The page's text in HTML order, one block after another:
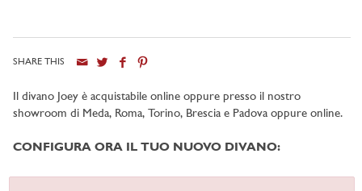
SHARE THIS
Il divano Joey è acquistabile online oppure presso il nostro
showroom di Meda, Roma, Torino, Brescia e Padova oppure online.
CONFIGURA ORA IL TUO NUOVO DIVANO: